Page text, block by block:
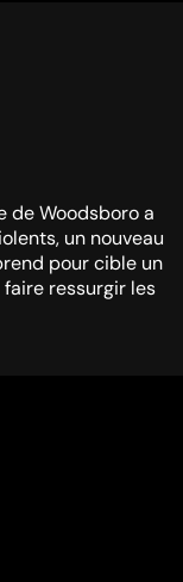
de Woodsboro a
un nouveau
pour cible un
ressurgir les